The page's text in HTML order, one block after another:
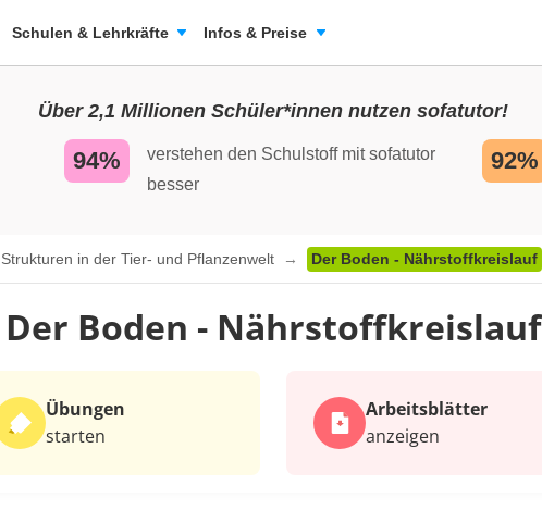
Schulen & Lehrkräfte Infos & Preise
Über 2,1 Millionen Schüler*innen nutzen sofatutor!
94%
verstehen den Schulstoff mit sofatutor
besser
92%
Strukturen in der Tier- und Pflanzenwelt Der Boden - Nährstoffkreislauf
Der Boden - Nährstoffkreislauf
Übungen
starten
Arbeits­blätter
anzeigen